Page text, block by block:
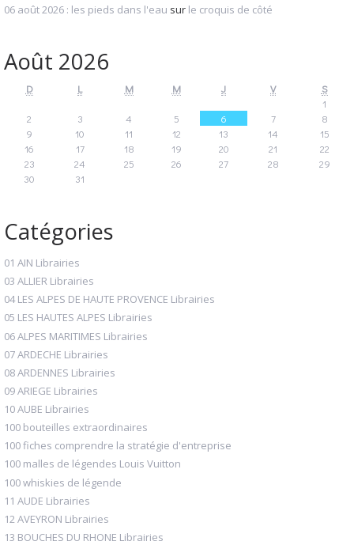
06 août 2026 : les pieds dans l'eau sur le croquis de côté
Août 2026
D L M M J V
S
1
2
3 4 5 6 7
8
9
10 11 12 13 14
15
16
17 18 19 20 21
22
23
24 25 26 27 28
29
30
31
Catégories
01 AIN Librairies
03 ALLIER Librairies
04 LES ALPES DE HAUTE PROVENCE Librairies
05 LES HAUTES ALPES Librairies
06 ALPES MARITIMES Librairies
07 ARDECHE Librairies
08 ARDENNES Librairies
09 ARIEGE Librairies
10 AUBE Librairies
100 bouteilles extraordinaires
100 fiches comprendre la stratégie d'entreprise
100 malles de légendes Louis Vuitton
100 whiskies de légende
11 AUDE Librairies
12 AVEYRON Librairies
13 BOUCHES DU RHONE Librairies